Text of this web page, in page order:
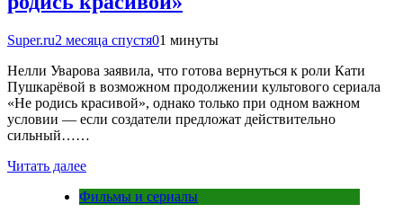
Super.ru2 месяца спустя01 минуты
Нелли Уварова заявила, что готова вернуться к роли Кати
Пушкарёвой в возможном продолжении культового сериала
«Не родись красивой», однако только при одном важном
условии — если создатели предложат действительно
сильный……
Читать далее
Фильмы и сериалы